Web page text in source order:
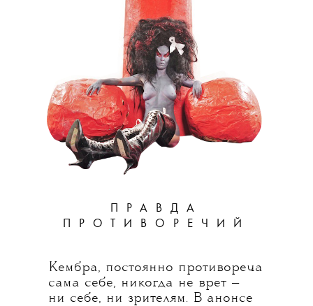
ПРАВДА
ПРОТИВОРЕЧИЙ
Кембра, постоянно противореча
сама себе, никогда не врет —
ни себе, ни зрителям. В анонсе